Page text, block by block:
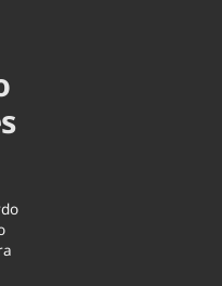
Brasil
Brasil Mineral
Ciência & Tecnologia